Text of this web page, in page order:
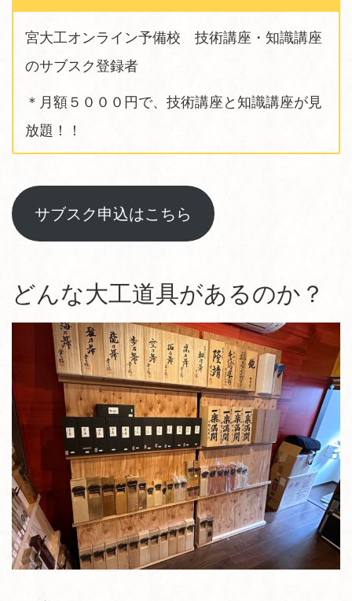
宮大工オンライン予備校 技術講座・知識講座
のサブスク登録者
＊月額５０００円で、技術講座と知識講座が見
放題！！
サブスク申込はこちら
どんな大工道具があるのか？